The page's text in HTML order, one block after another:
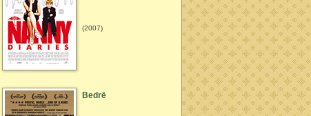
(2007)
Bedrē